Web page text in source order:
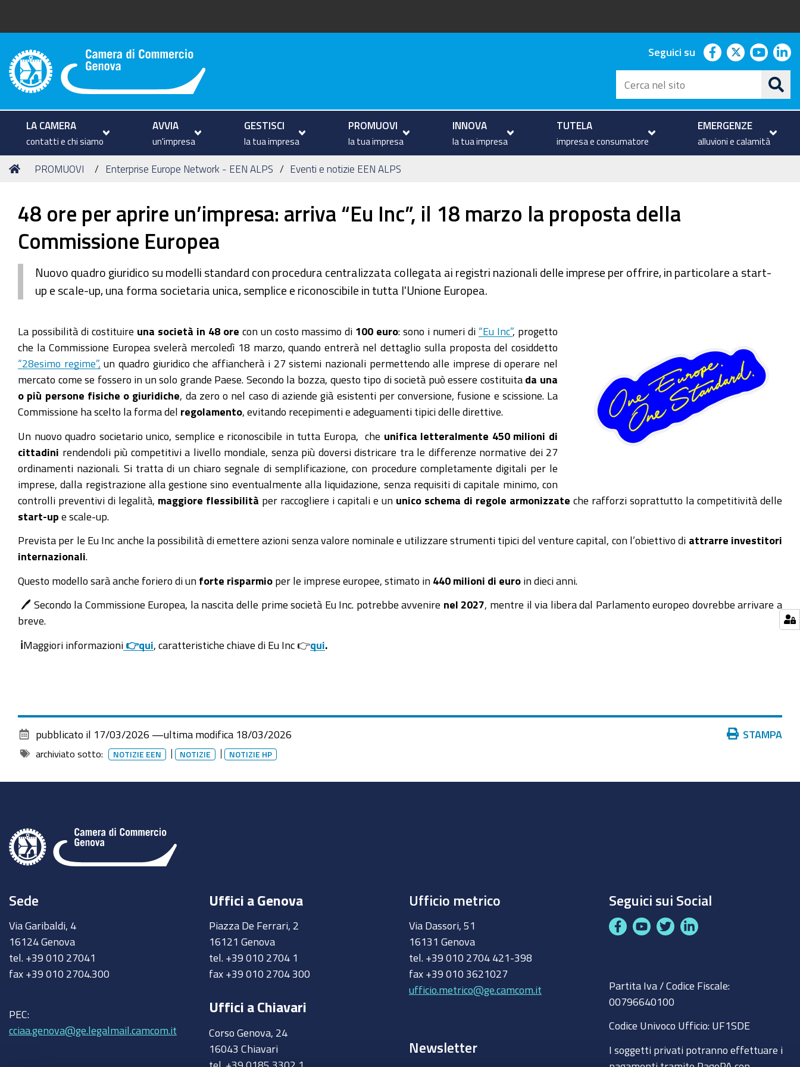
Camera di Commercio di Genova
Seguici su facebook
twitter
Cerca
nel
sito
LA CAMERA
contatti e chi siamo
AVVIA
un'impresa
GESTISCI
la tua impresa
PROMUOVI
la tua impresa
INNOVA
la tua impresa
TUTELA
impresa e consumatore
EMERGENZE
alluvioni e calamità
Tu
Home
PROMUOVI Enterprise Europe Network - EEN ALPS Eventi e notizie EEN ALPS
48 ore per aprire un’impresa: arriva “Eu Inc”, il 18 marzo la proposta della
Commissione Europea
Nuovo quadro giuridico su modelli standard con procedura centralizzata collegata ai registri nazionali delle imprese per offrire, in particolare a start-
up e scale-up, una forma societaria unica, semplice e riconoscibile in tutta l'Unione Europea.
La possibilità di costituire una società in 48 ore con un costo massimo di 100 euro: sono i numeri di “Eu Inc”, progetto
che la Commissione Europea svelerà mercoledì 18 marzo, quando entrerà nel dettaglio sulla proposta del cosiddetto
“28esimo regime”, un quadro giuridico che affiancherà i 27 sistemi nazionali permettendo alle imprese di operare nel
mercato come se fossero in un solo grande Paese. Secondo la bozza, questo tipo di società può essere costituita da una
o più persone fisiche o giuridiche , da zero o nel caso di aziende già esistenti per conversione, fusione e scissione. La
Commissione ha scelto la forma del regolamento , evitando recepimenti e adeguamenti tipici delle direttive.
Un nuovo quadro societario unico, semplice e riconoscibile in tutta Europa, che unifica letteralmente 450 milioni di
cittadini rendendoli più competitivi a livello mondiale, senza più doversi districare tra le differenze normative dei 27
ordinamenti nazionali. Si tratta di un chiaro segnale di semplificazione, con procedure completamente digitali per le
imprese, dalla registrazione alla gestione sino eventualmente alla liquidazione, senza requisiti di capitale minimo, con
controlli preventivi di legalità, maggiore flessibilità per raccogliere i capitali e un unico schema di regole armonizzate che rafforzi soprattutto la competitività delle
start-up e scale-up.
Prevista per le Eu Inc anche la possibilità di emettere azioni senza valore nominale e utilizzare strumenti tipici del venture capital, con l’obiettivo di attrarre investitori
internazionali
Questo modello sarà anche foriero di un forte risparmio per le imprese europee, stimato in 440 milioni di euro in dieci anni.
🖊️ Secondo la Commissione Europea, la nascita delle prime società Eu Inc. potrebbe avvenire nel 2027 , mentre il via libera dal Parlamento europeo dovrebbe arrivare a
breve.
ℹ️Maggiori informazioni 👉qui , caratteristiche chiave di Eu Inc 👉qui
Azioni STAMPA
pubblicato il 17/03/2026 —ultima modifica 18/03/2026
archiviato sotto: NOTIZIE EEN NOTIZIE NOTIZIE HP
Sede
Via Garibaldi, 4
16124 Genova
tel. +39 010 27041
fax +39 010 2704.300
PEC:
cciaa.genova@ge.legalmail.camcom.it
Uffici a Genova
Piazza De Ferrari, 2
16121 Genova
tel. +39 010 2704 1
fax +39 010 2704 300
Uffici a Chiavari
Corso Genova, 24
16043 Chiavari
tel. +39 0185 3302 1
Ufficio metrico
Via Dassori, 51
16131 Genova
tel. +39 010 2704 421-398
fax +39 010 3621027
ufficio.metrico@ge.camcom.it
Newsletter
Seguici sui Social
F
b
o
o
Y
u
b
e
T
t
L
e
Partita Iva / Codice Fiscale:
00796640100
Codice Univoco Ufficio: UF1SDE
I soggetti privati potranno effettuare i